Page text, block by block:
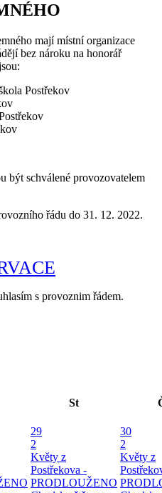
mají místní organizace
bez nároku na honorář
Postřekov
být schválené provozovatelem
řádu do 31. 12. 2022.
s provoznim řádem.
St
29
2
Květy z
Postřekova -
PRODLOUŽENO
30
2
Květy z